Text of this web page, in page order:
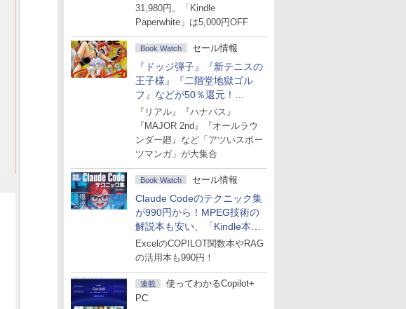
31,980円。「Kindle
Paperwhite」は5,000円OFF
Book Watch セール情報
『ドッジ弾子』『新テニスの
王子様』『二階堂地獄ゴル
フ』などが50％還元！
Amazonマンガ週末セール
『リアル』『ハナバス』
『MAJOR 2nd』『オールラウ
ンダー廻』など「アツいスポー
ツマンガ」が大集合
Book Watch セール情報
Claude Codeのテクニック集
が990円から！MPEG技術の
解説本も安い、「Kindle本サ
マーセール」第2弾開始！
ExcelのCOPILOT関数本やRAG
の活用本も990円！
連載
使ってわかるCopilot+
PC